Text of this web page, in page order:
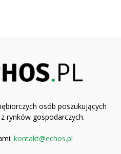
osób poszukujących
rynków gospodarczych.
kontakt@echos.pl